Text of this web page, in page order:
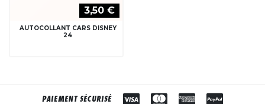
3,50 €
AUTOCOLLANT CARS DISNEY
24
PAIEMENT SÉCURISÉ